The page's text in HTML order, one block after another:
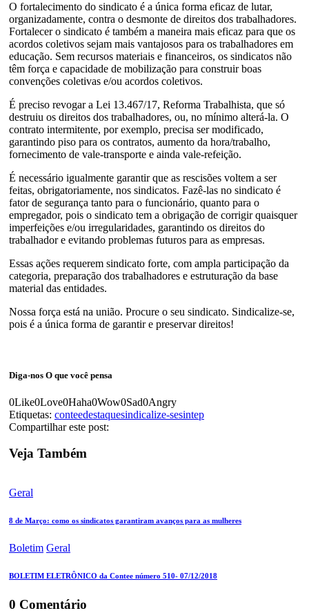
O fortalecimento do sindicato é a única forma eficaz de lutar,
organizadamente, contra o desmonte de direitos dos trabalhadores.
Fortalecer o sindicato é também a maneira mais eficaz para que os
acordos coletivos sejam mais vantajosos para os trabalhadores em
educação. Sem recursos materiais e financeiros, os sindicatos não
têm força e capacidade de mobilização para construir boas
convenções coletivas e/ou acordos coletivos.
É preciso revogar a Lei 13.467/17, Reforma Trabalhista, que só
destruiu os direitos dos trabalhadores, ou, no mínimo alterá-la. O
contrato intermitente, por exemplo, precisa ser modificado,
garantindo piso para os contratos, aumento da hora/trabalho,
fornecimento de vale-transporte e ainda vale-refeição.
É necessário igualmente garantir que as rescisões voltem a ser
feitas, obrigatoriamente, nos sindicatos. Fazê-las no sindicato é
fator de segurança tanto para o funcionário, quanto para o
empregador, pois o sindicato tem a obrigação de corrigir quaisquer
imperfeições e/ou irregularidades, garantindo os direitos do
trabalhador e evitando problemas futuros para as empresas.
Essas ações requerem sindicato forte, com ampla participação da
categoria, preparação dos trabalhadores e estruturação da base
material das entidades.
Nossa força está na união. Procure o seu sindicato. Sindicalize-se,
pois é a única forma de garantir e preservar direitos!
Diga-nos O que você pensa
0Like0Love0Haha0Wow0Sad0Angry
Etiquetas: conteedestaquesindicalize-sesintep
Compartilhar este post:
Veja Também
Geral
8 de Março: como os sindicatos garantiram avanços para as mulheres
Boletim Geral
BOLETIM ELETRÔNICO da Contee número 510- 07/12/2018
0 Comentário